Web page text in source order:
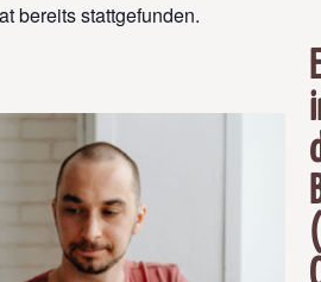
bereits stattgefunden.